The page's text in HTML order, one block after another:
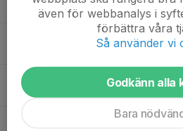
20
Ons
även för webbanalys i
förbättra våra
Så använder vi
Godkänn alla
Bara